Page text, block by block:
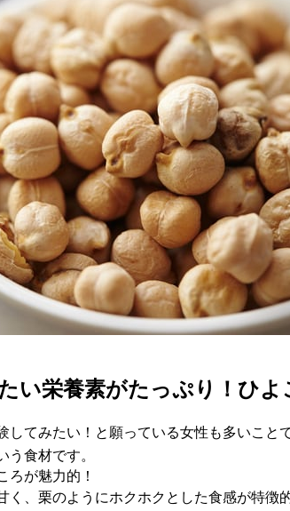
い栄養素がたっぷり！ひよ
してみたい！と願っている女性も多いこ
う食材です。
ろが魅力的！
く、栗のようにホクホクとした食感が特